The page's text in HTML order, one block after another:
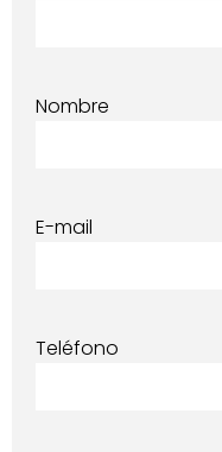
Nombre
E-mail
Teléfono